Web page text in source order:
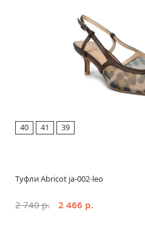
40 41 39
Туфли Abricot ja-002-leo
2 740 р. 2 466 р.